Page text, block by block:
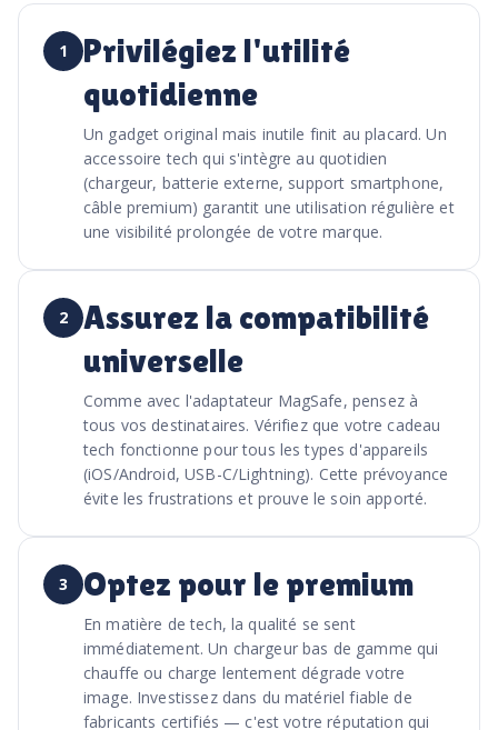
1
Privilégiez l'utilité
quotidienne
Un gadget original mais inutile finit au placard. Un
accessoire tech qui s'intègre au quotidien
(chargeur, batterie externe, support smartphone,
câble premium) garantit une utilisation régulière et
une visibilité prolongée de votre marque.
2
Assurez la compatibilité
universelle
Comme avec l'adaptateur MagSafe, pensez à
tous vos destinataires. Vérifiez que votre cadeau
tech fonctionne pour tous les types d'appareils
(iOS/Android, USB-C/Lightning). Cette prévoyance
évite les frustrations et prouve le soin apporté.
3 Optez pour le premium
En matière de tech, la qualité se sent
immédiatement. Un chargeur bas de gamme qui
chauffe ou charge lentement dégrade votre
image. Investissez dans du matériel fiable de
fabricants certifiés — c'est votre réputation qui